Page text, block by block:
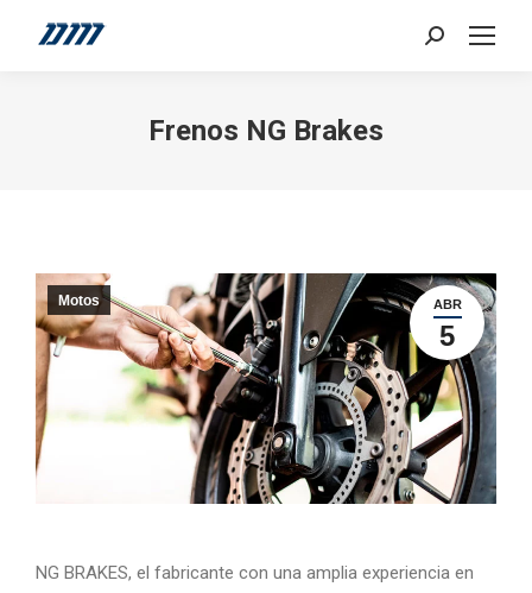
Search:
Frenos NG Brakes
ABR
5
Motos
NG BRAKES, el fabricante con una amplia experiencia en